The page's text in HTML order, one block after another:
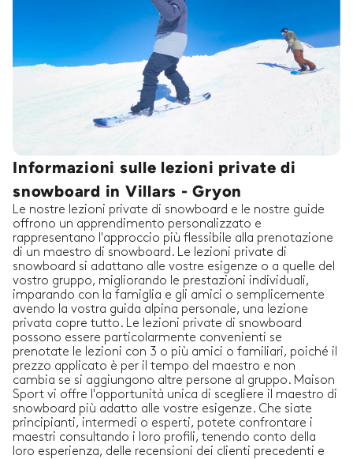
Informazioni sulle lezioni private di
snowboard in Villars - Gryon
Le nostre lezioni private di snowboard e le nostre guide
offrono un apprendimento personalizzato e
rappresentano l'approccio più flessibile alla prenotazione
di un maestro di snowboard. Le lezioni private di
snowboard si adattano alle vostre esigenze o a quelle del
vostro gruppo, migliorando le prestazioni individuali,
imparando con la famiglia e gli amici o semplicemente
avendo la vostra guida alpina personale, una lezione
privata copre tutto. Le lezioni private di snowboard
possono essere particolarmente convenienti se
prenotate le lezioni con 3 o più amici o familiari, poiché il
prezzo applicato è per il tempo del maestro e non
cambia se si aggiungono altre persone al gruppo. Maison
Sport vi offre l'opportunità unica di scegliere il maestro di
snowboard più adatto alle vostre esigenze. Che siate
principianti, intermedi o esperti, potete confrontare i
maestri consultando i loro profili, tenendo conto della
loro esperienza, delle recensioni dei clienti precedenti e